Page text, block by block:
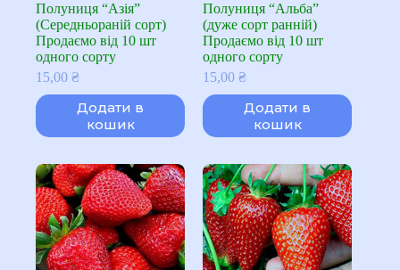
Полуниця “Азія”
(Середньораній сорт)
Продаємо від 10 шт
одного сорту
15,00 ₴
Додати в
кошик
Полуниця “Альба”
(дуже сорт ранній)
Продаємо від 10 шт
одного сорту
15,00₴
Додати в
кошик